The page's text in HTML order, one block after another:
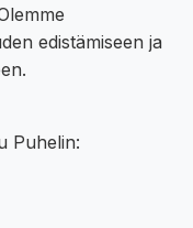
edistämiseen ja
Puhelin: